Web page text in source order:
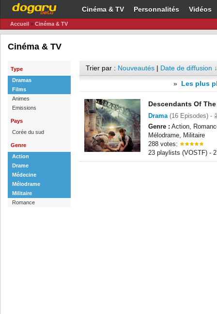
Cinéma & TV Personnalités Vidéos
Accueil » Cinéma & TV
Cinéma & TV
Type
Dramas
Films
Animes
Emissions
Pays
Corée du sud
Genre
Action
Drame
Médecine
Mélodrame
Militaire
Romance
Trier par : Nouveautés | Date de diffusion ↓
» Les plus
Descendants Of
Drama(16 Episodes) -
Genre : Action,
Mélodrame, Militaire
288 votes:
23 playlists (VOSTF) -